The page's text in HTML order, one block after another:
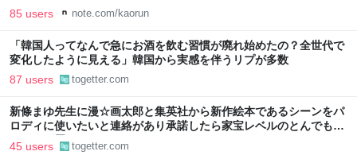
85 users note.com/kaorun
「韓国人ってなんで急にお酒を飲む習慣が廃れ始めたの？全世代で
変化したように見える」韓国から実感を伴うリプが多数
87 users togetter.com
新條まゆ先生に漫☆画太郎と集英社から新作絵本であるシーンをパ
ロディに使いたいと連絡があり承諾したら家宝レベルのとんでもな
いものが届いた
45 users togetter.com